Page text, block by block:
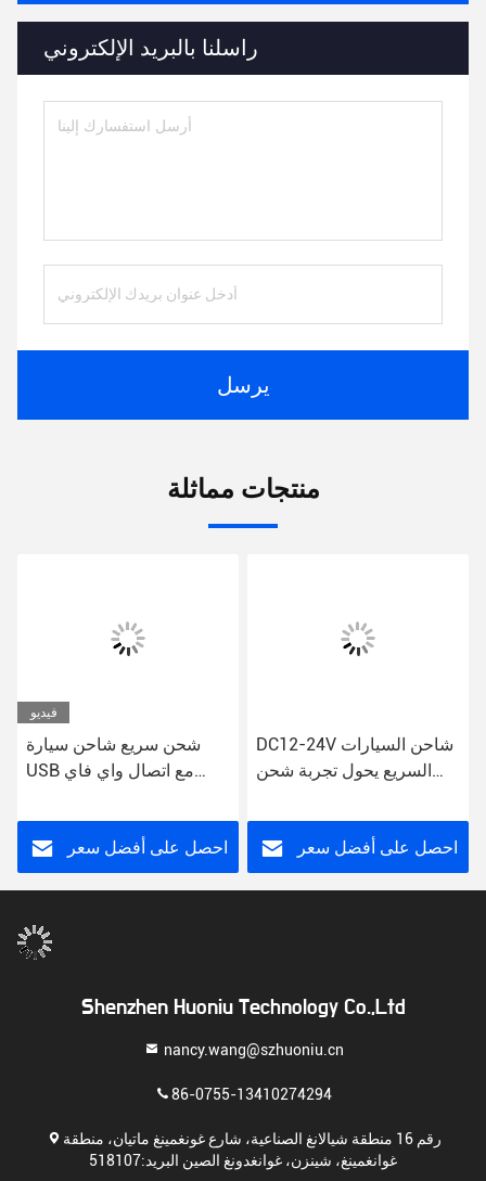
راسلنا بالبريد الإلكتروني
يرسل
منتجات مماثلة
فيديو
شحن سريع شاحن سيارة
USB مع اتصال واي فاي
مدخل 12V - 24V
احصل على أفضل سعر
DC12-24V شاحن السيارات
السريع يحول تجربة شحن
احصل على أفضل سعر
Shenzhen Huoniu Technology Co.,Ltd
nancy.wang@szhuoniu.cn
86-0755-13410274294
رقم 16 منطقة شيالانغ الصناعية، شارع غونغمينغ ماتيان، منطقة
غوانغمينغ، شينزن، غوانغدونغ الصين البريد:518107